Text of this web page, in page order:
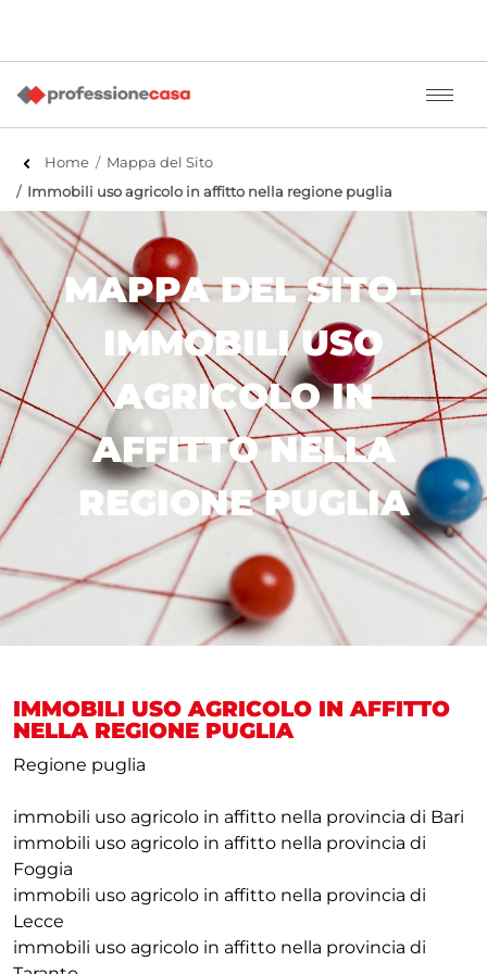
Home
Mappa del Sito
Immobili uso agricolo in affitto nella regione puglia
MAPPA DEL SITO -
IMMOBILI USO
AGRICOLO IN
AFFITTO NELLA
REGIONE PUGLIA
IMMOBILI USO AGRICOLO IN AFFITTO
NELLA REGIONE PUGLIA
Regione puglia
immobili uso agricolo in affitto nella provincia di Bari
immobili uso agricolo in affitto nella provincia di
Foggia
immobili uso agricolo in affitto nella provincia di
Lecce
immobili uso agricolo in affitto nella provincia di